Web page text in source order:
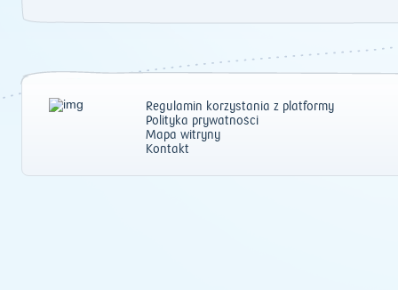
Regulamin korzystania z platformy
Polityka prywatności
Mapa witryny
Kontakt